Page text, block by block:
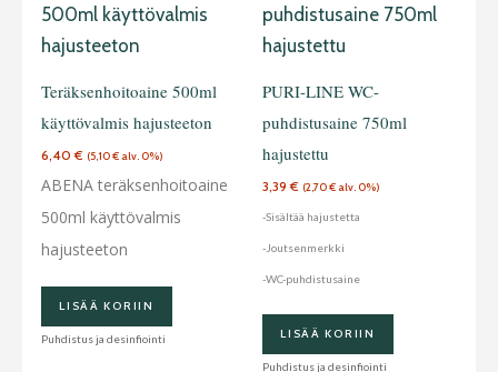
Teräksenhoitoaine 500ml
käyttövalmis hajusteeton
6,40€ (5,10€ alv. 0%)
ABENA teräksenhoitoaine
500ml käyttövalmis
hajusteeton
LISÄÄ KORIIN
Puhdistus ja desinfiointi
PURI-LINE WC-
puhdistusaine 750ml
hajustettu
3,39€ (2,70€ alv. 0%)
-Sisältää hajustetta
-Joutsenmerkki
-WC-puhdistusaine
LISÄÄ KORIIN
Puhdistus ja desinfiointi